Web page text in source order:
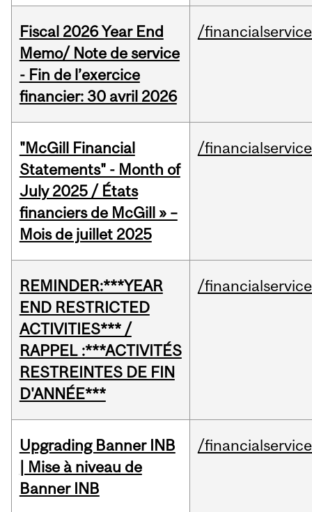
Fiscal 2026 Year End
Memo/ Note de service
- Fin de l’exercice
financier: 30 avril 2026
/
"McGill Financial
Statements" - Month of
July 2025 / États
financiers de McGill » –
Mois de juillet 2025
/
REMINDER:***YEAR
END RESTRICTED
ACTIVITIES*** /
RAPPEL :***ACTIVITÉS
RESTREINTES DE FIN
D'ANNÉE***
/
Upgrading Banner INB
| Mise à niveau de
Banner INB
/